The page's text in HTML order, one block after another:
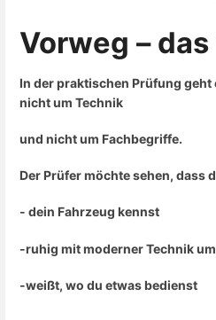
Vorweg –
In der praktischen Prüfung
nicht um Technik
und nicht um Fachbegriffe.
Der Prüfer möchte sehen, dass
- dein Fahrzeug kennst
-ruhig mit moderner Technik
-weißt, wo du etwas bedienst